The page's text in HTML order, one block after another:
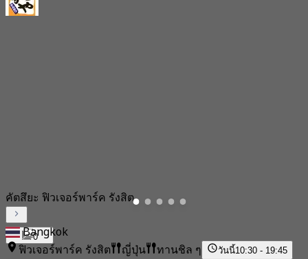
0
คัตสึยะ ฟิวเจอร์พาร์ค รังสิต
Bangkok
ฟิวเจอร์พาร์ค รังสิต
ญี่ปุ่น ทานชิล ๆ วันนี้10:30 - 19:45